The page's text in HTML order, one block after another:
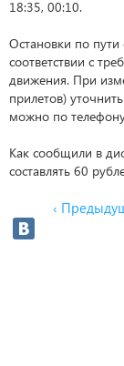
18:35, 00:10.
Остановки по пути
соответствии с
движения. При
прилетов)
можно по
Как сообщили в
составлять 60
‹